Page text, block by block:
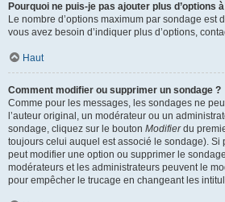
Pourquoi ne puis-je pas ajouter plus d’options
Le nombre d’options maximum par sondage est
vous avez besoin d’indiquer plus d’options,
Haut
Comment modifier ou supprimer un sondage ?
Comme pour les messages, les sondages ne
l’auteur original, un modérateur ou un
sondage, cliquez sur le bouton Modifierdu
toujours celui auquel est associé le sondage). Si
peut modifier une option ou supprimer le
modérateurs et les administrateurs peuvent le
pour empêcher le trucage en changeant les